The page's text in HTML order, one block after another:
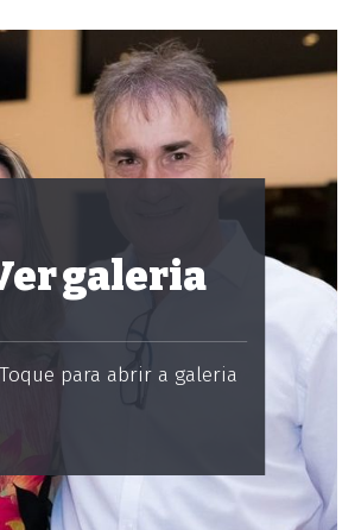
galeria
Toque para abrir a galeria